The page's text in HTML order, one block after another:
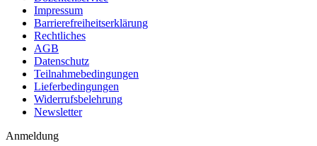
Impressum
Barrierefreiheitserklärung
Rechtliches
AGB
Datenschutz
Teilnahmebedingungen
Lieferbedingungen
Widerrufsbelehrung
Newsletter
Anmeldung